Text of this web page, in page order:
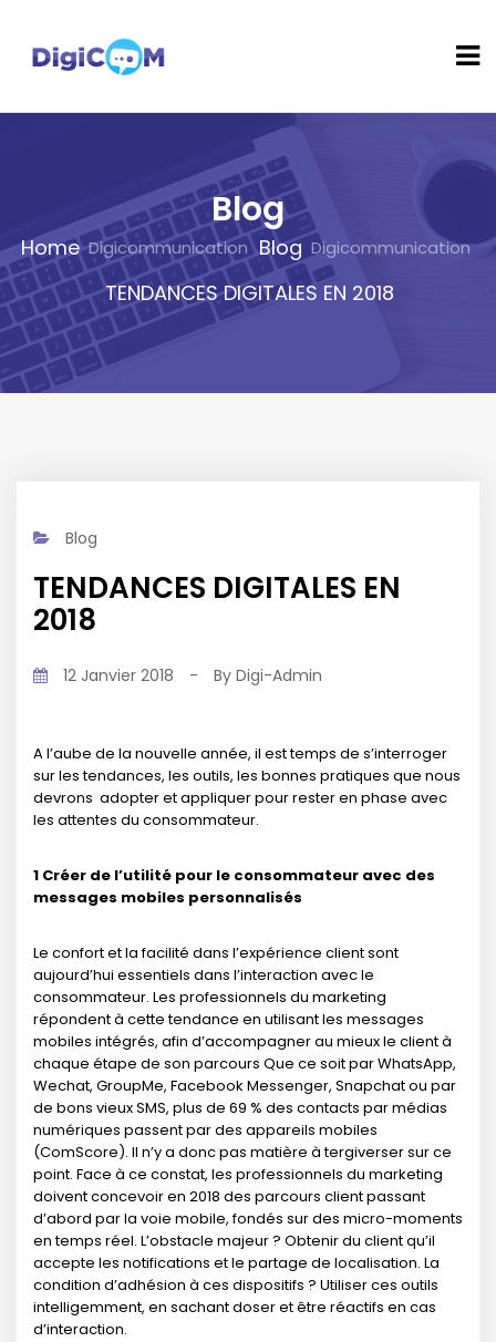
Blog
Home
Blog
TENDANCES DIGITALES EN 2018
Blog
TENDANCES DIGITALES EN
2018
12 Janvier 2018 - By Digi-Admin
A l’aube de la nouvelle année, il est temps de s’interroger
sur les tendances, les outils, les bonnes pratiques que nous
devrons adopter et appliquer pour rester en phase avec
les attentes du consommateur.
1 Créer de l’utilité pour le consommateur avec des
messages mobiles personnalisés
Le confort et la facilité dans l’expérience client sont
aujourd’hui essentiels dans l’interaction avec le
consommateur. Les professionnels du marketing
répondent à cette tendance en utilisant les messages
mobiles intégrés, afin d’accompagner au mieux le client à
chaque étape de son parcours Que ce soit par WhatsApp,
Wechat, GroupMe, Facebook Messenger, Snapchat ou par
de bons vieux SMS, plus de 69 % des contacts par médias
numériques passent par des appareils mobiles
(ComScore). Il n’y a donc pas matière à tergiverser sur ce
point. Face à ce constat, les professionnels du marketing
doivent concevoir en 2018 des parcours client passant
d’abord par la voie mobile, fondés sur des micro-moments
en temps réel. L’obstacle majeur ? Obtenir du client qu’il
accepte les notifications et le partage de localisation. La
condition d’adhésion à ces dispositifs ? Utiliser ces outils
intelligemment, en sachant doser et être réactifs en cas
d’interaction.